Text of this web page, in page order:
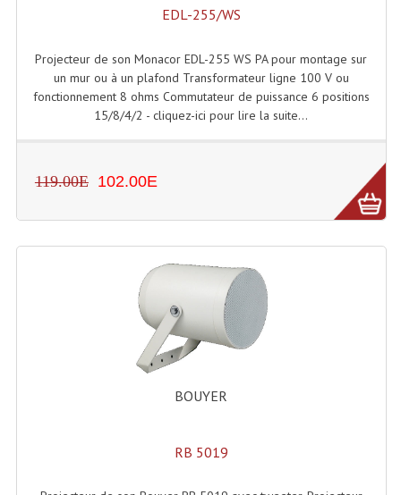
Platines Disque Vinyles
Lecteurs Cd À Plats
Lecteurs Double Cd Mixage Intégrée
Lecteurs Double Cd MP3
Digital Package Et Logiciel
Enregistreur Numérique
Platines Dvd Pour Dj
EDL-255/WS
Projecteur de son Monacor EDL-255 WS PA pour montage sur
un mur ou à un plafond Transformateur ligne 100 V ou
fonctionnement 8 ohms Commutateur de puissance 6 positions
15/8/4/2 - cliquez-ici pour lire la suite...
119.00E 102.00E
BOUYER
RB 5019